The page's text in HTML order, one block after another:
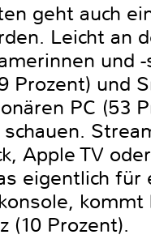
geht auch
Leicht an
und
Prozent) und
PC (53
Apple TV
eigentlich
(10 Prozent).